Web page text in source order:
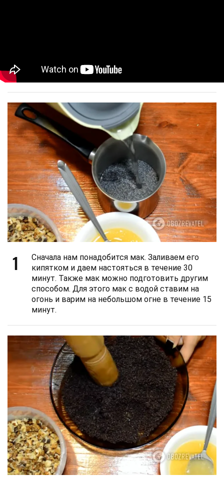
1
Сначала нам понадобится мак. Заливаем его
кипятком и даем настояться в течение 30
минут. Также мак можно подготовить другим
способом. Для этого мак с водой ставим на
огонь и варим на небольшом огне в течение 15
минут.